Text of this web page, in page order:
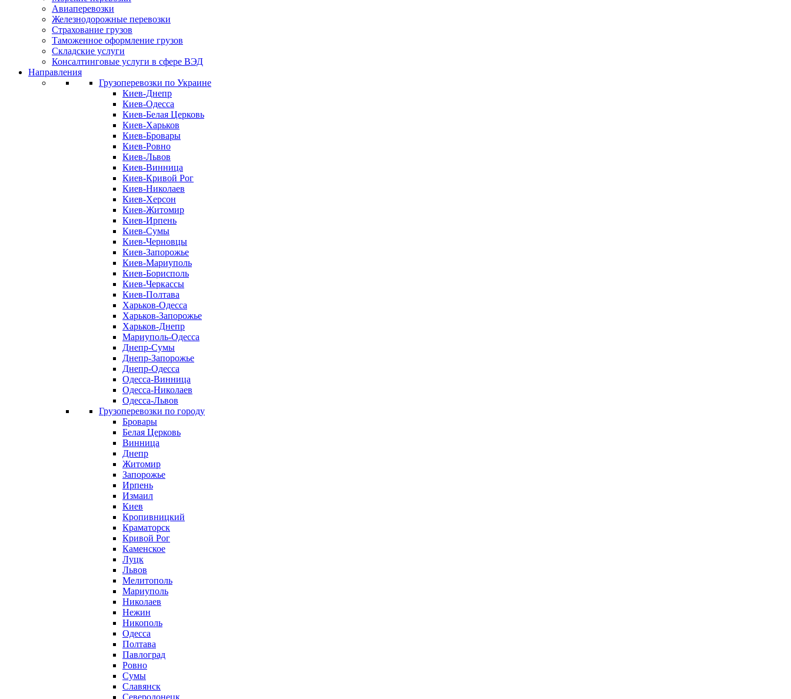
Авиаперевозки
Железнодорожные перевозки
Страхование грузов
Таможенное оформление грузов
Складские услуги
Консалтинговые услуги в сфере ВЭД
Направления
Грузоперевозки по Украине
Киев-Днепр
Киев-Одесса
Киев-Белая Церковь
Киев-Харьков
Киев-Бровары
Киев-Ровно
Киев-Львов
Киев-Винница
Киев-Кривой Рог
Киев-Николаев
Киев-Херсон
Киев-Житомир
Киев-Ирпень
Киев-Сумы
Киев-Черновцы
Киев-Запорожье
Киев-Мариуполь
Киев-Борисполь
Киев-Черкассы
Киев-Полтава
Харьков-Одесса
Харьков-Запорожье
Харьков-Днепр
Мариуполь-Одесса
Днепр-Сумы
Днепр-Запорожье
Днепр-Одесса
Одесса-Винница
Одесса-Николаев
Одесса-Львов
Грузоперевозки по городу
Бровары
Белая Церковь
Винница
Днепр
Житомир
Запорожье
Ирпень
Измаил
Киев
Кропивницкий
Краматорск
Кривой Рог
Каменское
Луцк
Львов
Мелитополь
Мариуполь
Николаев
Нежин
Никополь
Одесса
Полтава
Павлоград
Ровно
Сумы
Славянск
Северодонецк